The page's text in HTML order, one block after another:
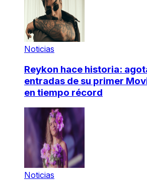
Noticias
Reykon hace historia:
entradas de su primer
en tiempo récord
Noticias